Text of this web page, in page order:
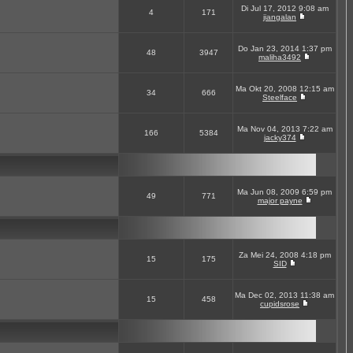
4 171
Di Jul 17, 2012 9:08 am
jiangalan
48 3947
Do Jan 23, 2014 1:37 pm
maliha3492
34 666
Ma Okt 20, 2008 12:15 am
Steelface
166 5384
Ma Nov 04, 2013 7:22 am
jacky374
49 771
Ma Jun 08, 2009 6:59 pm
major payne
15 175
Za Mei 24, 2008 4:18 pm
SID
15 458
Ma Dec 02, 2013 11:38 am
cupidsrose